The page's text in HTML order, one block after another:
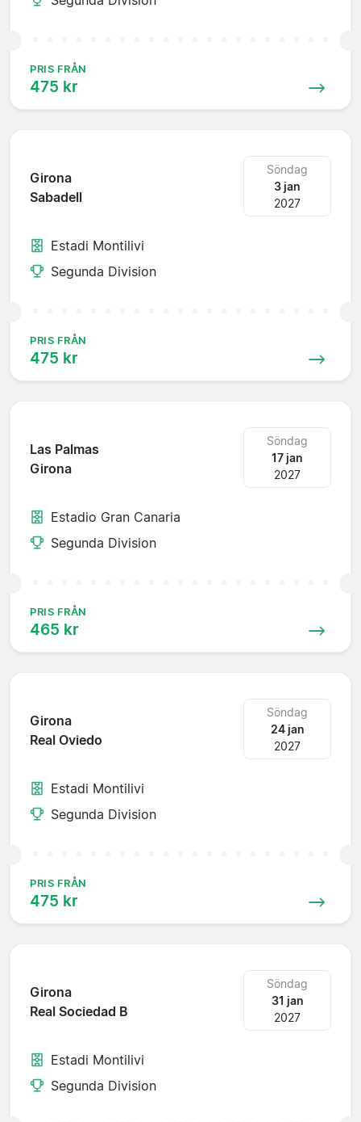
PRIS FRÅN
475 kr
Girona
Sabadell
Söndag
3 jan
2027
Estadi Montilivi
Segunda Division
PRIS FRÅN
475 kr
Las Palmas
Girona
Söndag
17 jan
2027
Estadio Gran Canaria
Segunda Division
PRIS FRÅN
465 kr
Girona
Real Oviedo
Söndag
24 jan
2027
Estadi Montilivi
Segunda Division
PRIS FRÅN
475 kr
Girona
Real Sociedad B
Söndag
31 jan
2027
Estadi Montilivi
Segunda Division